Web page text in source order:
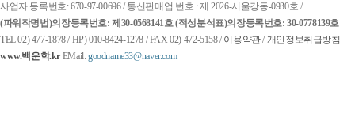
사업자 등록번호: 670-97-00696 / 통신판매업 번호 : 제 2026-서울강동-0930호 /
(파워작명법)의장등록번호: 제30-0568141호(적성분석표)의장등록번호: 30-0778139호
TEL 02) 477-1878 / HP) 010-8424-1278 / FAX 02) 472-5158 /이용약관/개인정보취급방침
www.백운학.kr EMail:goodname33@naver.com